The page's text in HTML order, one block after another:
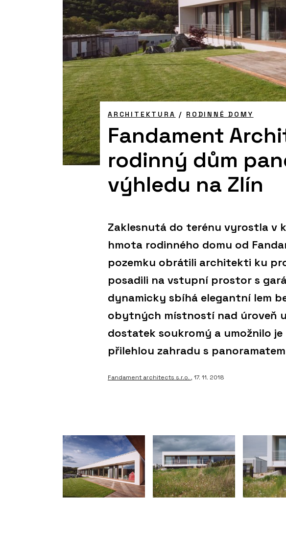
ARCHITEKTURA / RODINNÉ DOMY
Fandament
rodinný dům
výhledu na Zlín
Zaklesnutá do terénu vyrostla v
hmota rodinného domu od
pozemku obrátili architekti ku
posadili na vstupní prostor s
dynamicky sbíhá elegantní lem
obytných místností nad úroveň
dostatek soukromý a umožnilo
přilehlou zahradu s
Fandament architects s.r.o. , 17. 11. 2018